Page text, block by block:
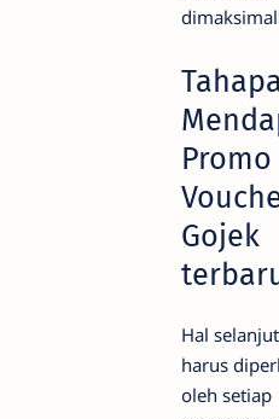
Gojek
Hal
harus
oleh setiap